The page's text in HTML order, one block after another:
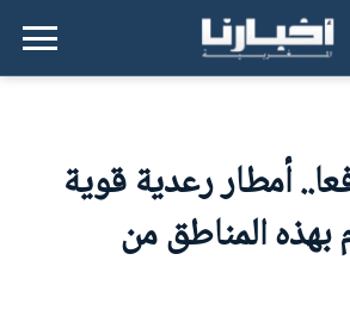
القائمة الرئيسية
أمطار رعدية قوية
بهذه المناطق من